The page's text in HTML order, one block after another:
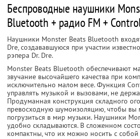
Беспроводные наушники
Bluetooth + радио FM +
Наушники Monster Beats Bluetooth
Dre, создававшуюся при участии
рэпера Dr. Dre.
Monster Beats Bluetooth обеспечивают
звучание высочайшего качества при
исключительно малом весе. Функция
управлять музыкой и вызовами, не
Продуманная конструкция складного
превосходную шумоизоляцию, чтобы вы
погрузиться в мир музыки. Наушники
удобно складываются. В сложенном
компактны, что их можно носить с